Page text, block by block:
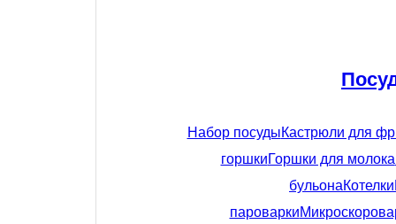
Набор посудыКастрюли для
горшкиГоршки для молока
бульонаКотелки
пароварки